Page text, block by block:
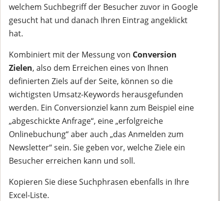
welchem Suchbegriff der Besucher zuvor in Google
gesucht hat und danach Ihren Eintrag angeklickt
hat.
Kombiniert mit der Messung von Conversion
Zielen, also dem Erreichen eines von Ihnen
definierten Ziels auf der Seite, können so die
wichtigsten Umsatz-Keywords herausgefunden
werden. Ein Conversionziel kann zum Beispiel eine
„abgeschickte Anfrage“, eine „erfolgreiche
Onlinebuchung“ aber auch „das Anmelden zum
Newsletter“ sein. Sie geben vor, welche Ziele ein
Besucher erreichen kann und soll.
Kopieren Sie diese Suchphrasen ebenfalls in Ihre
Excel-Liste.